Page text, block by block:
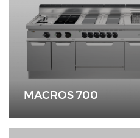
MACROS 700